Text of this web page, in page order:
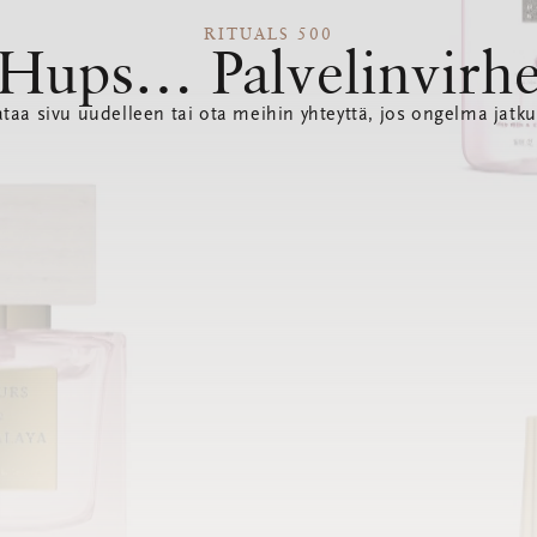
RITUALS 500
sivu uudelleen tai ota meihin yhteyttä, jos ongelma